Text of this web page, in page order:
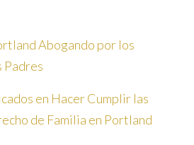
Abogando por los
Padres
en Hacer Cumplir las
de Familia en Portland